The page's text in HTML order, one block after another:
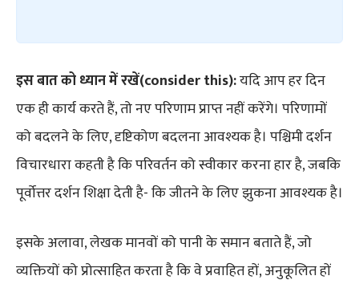
इस बात को ध्यान में रखें(consider this):यदि आप हर दिन
एक ही कार्य करते हैं, तो नए परिणाम प्राप्त नहीं करेंगे। परिणामों
को बदलने के लिए, दृष्टिकोण बदलना आवश्यक है। पश्चिमी दर्शन
विचारधारा कहती है कि परिवर्तन को स्वीकार करना हार है, जबकि
पूर्वोत्तर दर्शन शिक्षा देती है- कि जीतने के लिए झुकना आवश्यक है।
इसके अलावा, लेखक मानवों को पानी के समान बताते हैं, जो
व्यक्तियों को प्रोत्साहित करता है कि वे प्रवाहित हों, अनुकूलित हों